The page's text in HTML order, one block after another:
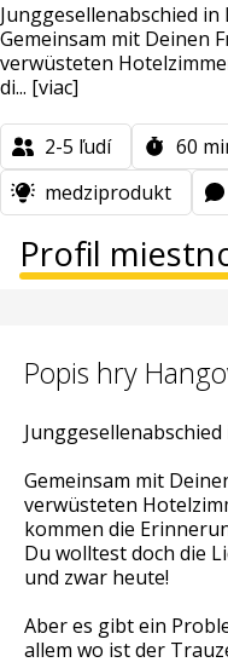
Junggesellenabschied
Gemeinsam mit Deinen
verwüsteten
di... [viac]
2-5 ľudí 60
medziprodukt
Profil
Popis hry
Gemeinsam mit
verwüsteten
kommen die
Du wolltest doch die
und zwar heute!
Aber es gibt ein
allem wo ist der